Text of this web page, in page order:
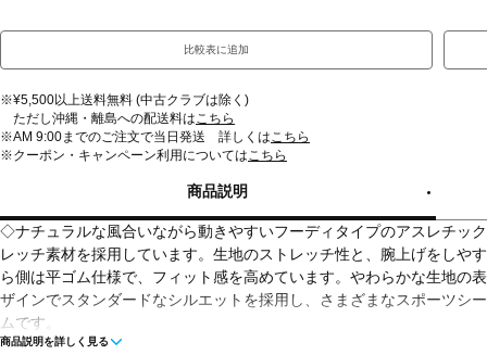
比較表に追加
※¥5,500以上送料無料 (中古クラブは除く)
ただし沖縄・離島への配送料は こちら
※AM 9:00までのご注文で当日発送 詳しくは こちら
※クーポン・キャンペーン利用については こちら
商品説明
◇ナチュラルな風合いながら動きやすいフーディタイプのアスレチッ
レッチ素材を採用しています。生地のストレッチ性と、腕上げをしや
ら側は平ゴム仕様で、フィット感を高めています。やわらかな生地の
ザインでスタンダードなシルエットを採用し、さまざまなスポーツシ
ムです。
商品説明を詳しく見る